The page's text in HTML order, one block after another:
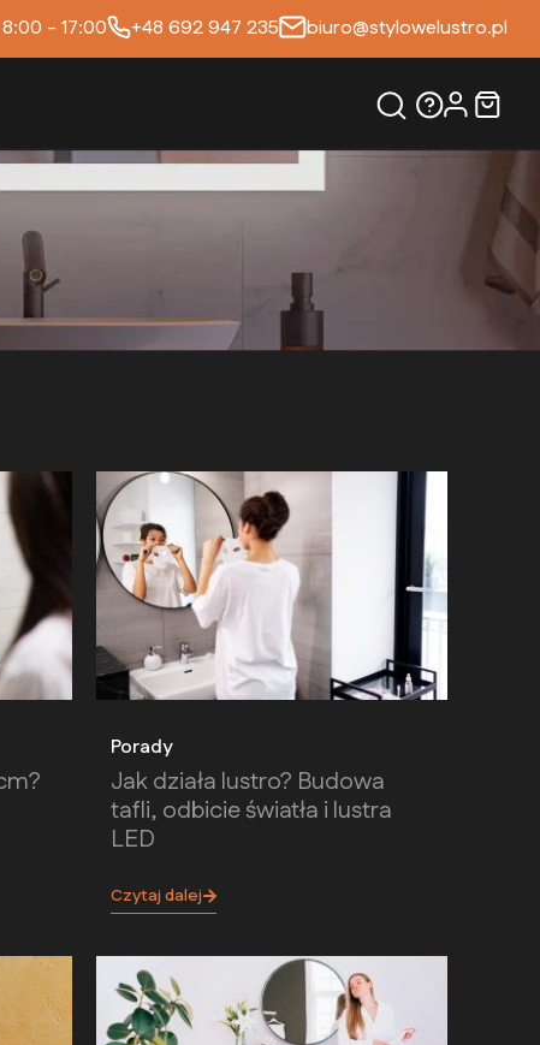
- 17:00 +48 692 947 235 biuro@stylowelustro.pl
Porady
Jak działa lustro? Budowa
tafli, odbicie światła i lustra
LED
Czytaj dalej